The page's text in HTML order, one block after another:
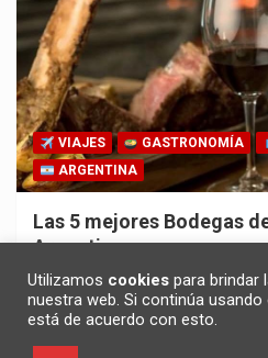
VIAJES GASTRONOMÍA
ARGENTINA
Las 5 mejores Bodegas
Argentina
30/10/2025 Redacción
Utilizamos cookies para brindar
nuestra web. Si continúa
está de acuerdo con esto.